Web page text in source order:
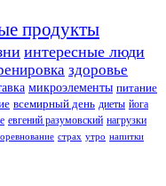
продукты
интересные люди
здоровье
микроэлементы питание
всемирный день диеты йога
евгений разумовский нагрузки
страх утро напитки